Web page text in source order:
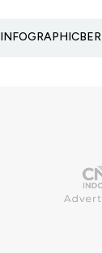
INFOGRAPHIC